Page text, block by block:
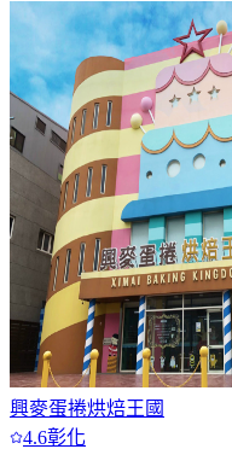
興麥蛋捲烘焙王國
4.6彰化